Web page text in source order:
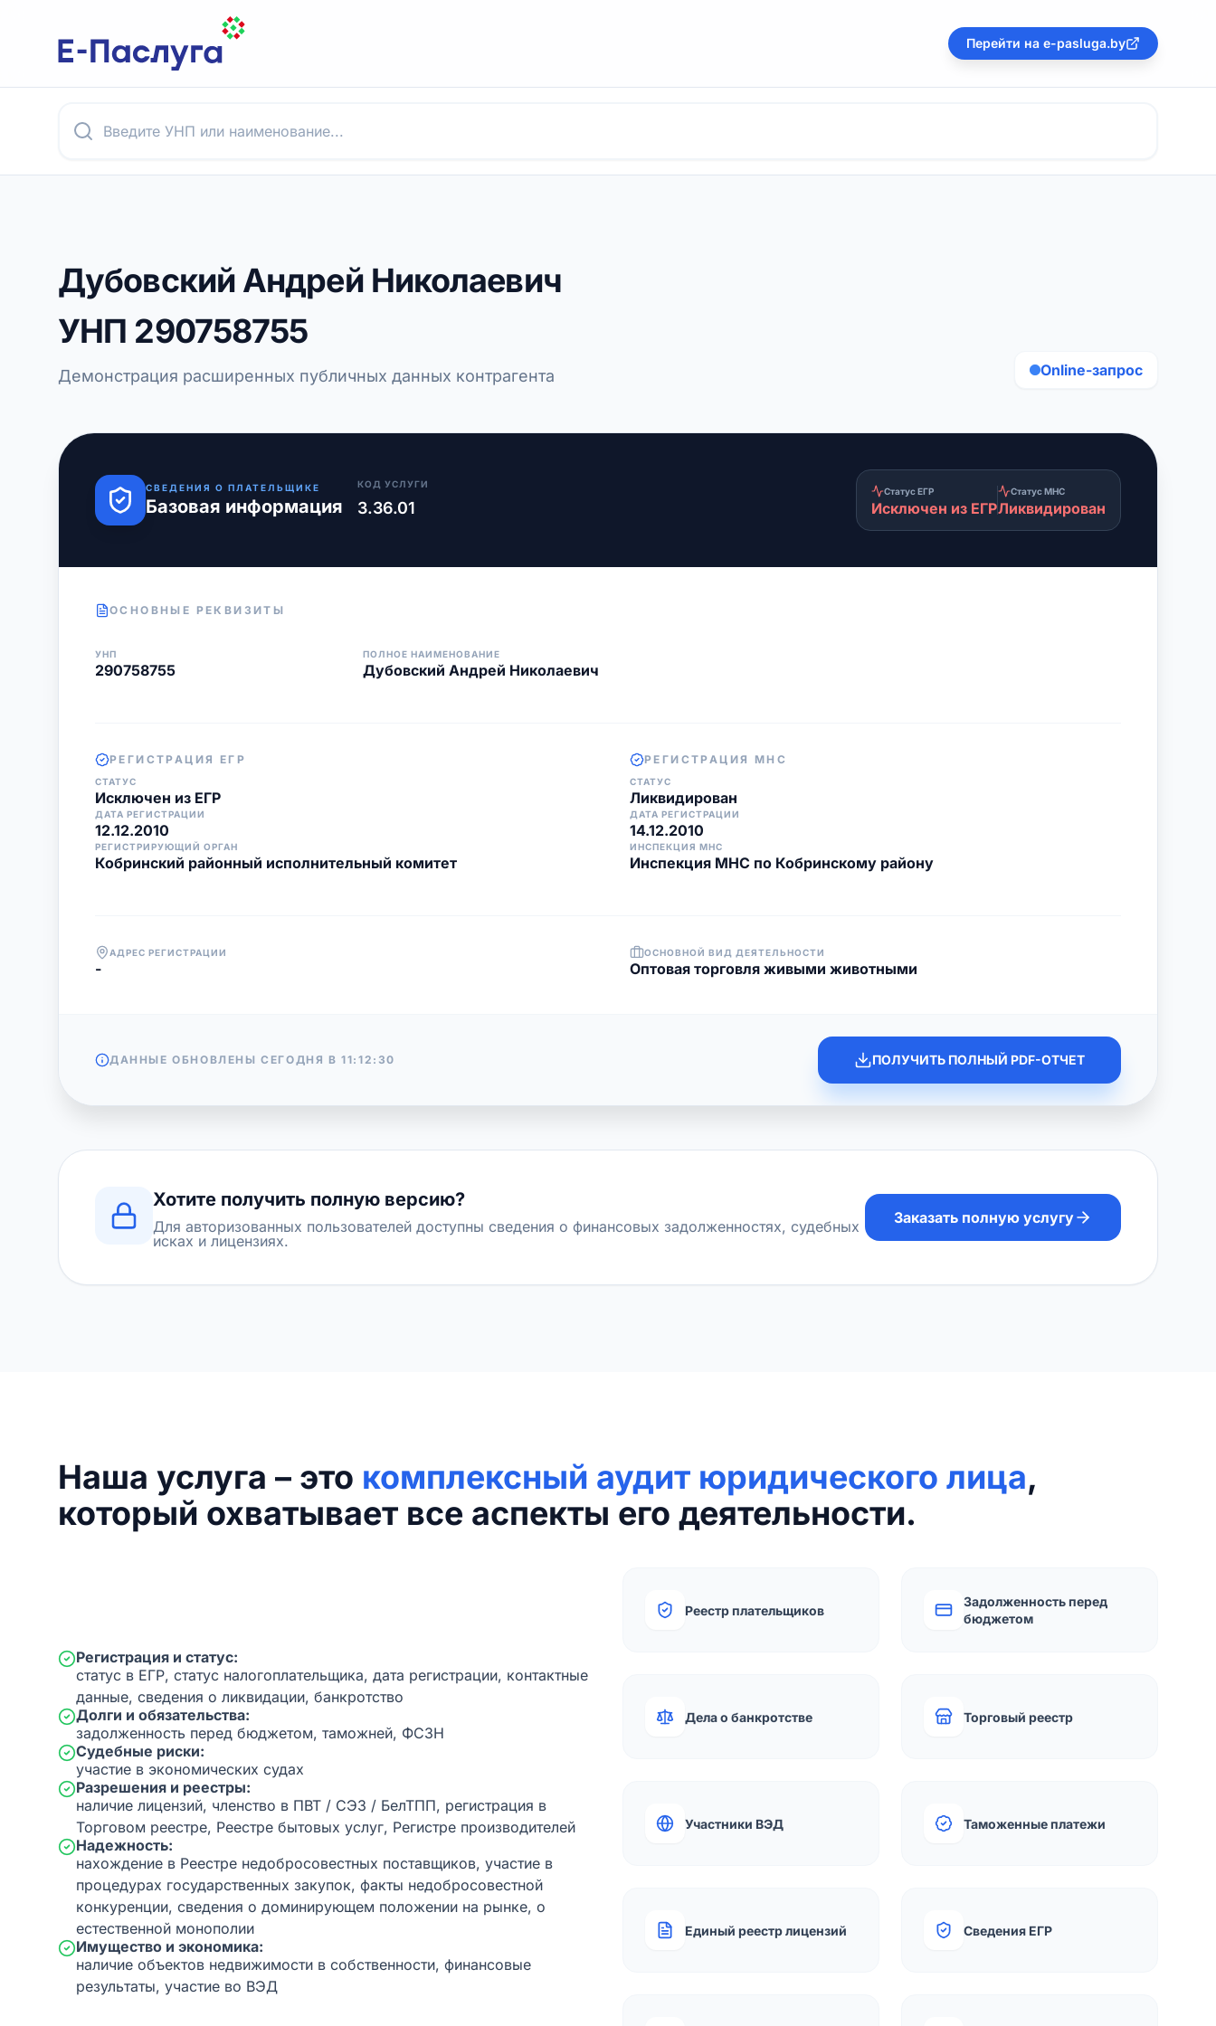
Перейти на e-pasluga.by
Дубовский Андрей Николаевич
УНП 290758755
Демонстрация расширенных публичных данных контрагента Online-запрос
СВЕДЕНИЯ О ПЛАТЕЛЬЩИКЕ
Базовая информация
КОД УСЛУГИ
3.36.01
Статус ЕГР
Исключен из ЕГР
Статус МНС
Ликвидирован
ОСНОВНЫЕ РЕКВИЗИТЫ
УНП
290758755
ПОЛНОЕ НАИМЕНОВАНИЕ
Дубовский Андрей Николаевич
РЕГИСТРАЦИЯ ЕГР
СТАТУС
Исключен из ЕГР
ДАТА РЕГИСТРАЦИИ
12.12.2010
РЕГИСТРИРУЮЩИЙ ОРГАН
Кобринский районный исполнительный комитет
РЕГИСТРАЦИЯ МНС
СТАТУС
Ликвидирован
ДАТА РЕГИСТРАЦИИ
14.12.2010
ИНСПЕКЦИЯ МНС
Инспекция МНС по Кобринскому району
АДРЕС РЕГИСТРАЦИИ
-
ОСНОВНОЙ ВИД ДЕЯТЕЛЬНОСТИ
Оптовая торговля живыми животными
ДАННЫЕ ОБНОВЛЕНЫ СЕГОДНЯ В11:12:30 ПОЛУЧИТЬ ПОЛНЫЙ PDF-ОТЧЕТ
Хотите получить полную версию?
Для авторизованных пользователей доступны сведения о финансовых задолженностях, судебных
исках и лицензиях.
Заказать полную услугу
Наша услуга – это комплексный аудит юридического лица,
который охватывает все аспекты его деятельности.
Регистрация и статус:
статус в ЕГР, статус налогоплательщика, дата регистрации, контактные
данные, сведения о ликвидации, банкротство
Долги и обязательства:
задолженность перед бюджетом, таможней, ФСЗН
Судебные риски:
участие в экономических судах
Разрешения и реестры:
наличие лицензий, членство в ПВТ / СЭЗ / БелТПП, регистрация в
Торговом реестре, Реестре бытовых услуг, Регистре производителей
Надежность:
нахождение в Реестре недобросовестных поставщиков, участие в
процедурах государственных закупок, факты недобросовестной
конкуренции, сведения о доминирующем положении на рынке, о
естественной монополии
Имущество и экономика:
наличие объектов недвижимости в собственности, финансовые
результаты, участие во ВЭД
Реестр плательщиков
Задолженность перед
бюджетом
Дела о банкротстве Торговый реестр
Участники ВЭД Таможенные платежи
Единый реестр лицензий Сведения ЕГР